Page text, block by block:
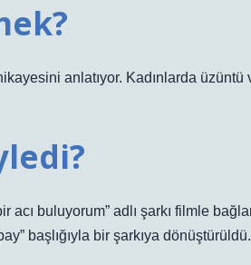
anlatıyor. Kadınlarda üzüntü
acı buluyorum” adlı şarkı filmle
başlığıyla bir şarkıya